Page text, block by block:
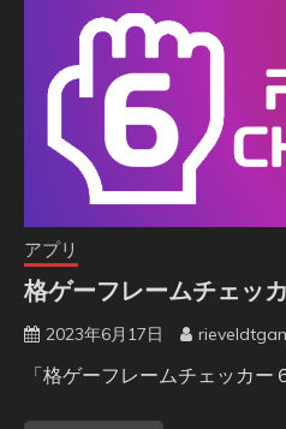
アプリ
格ゲーフレームチェッ
2023年6月17日
「格ゲーフレームチェッカ